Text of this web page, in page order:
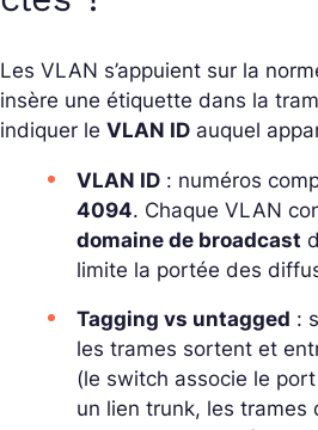
Les VLAN s’appuient sur la
insère une étiquette dans la
indiquer le VLAN ID auquel
VLAN ID : numéros
4094. Chaque VLAN
domaine de broadcast
limite la portée des
Tagging vs untagged :
les trames sortent et
(le switch associe le
un lien trunk, les trames